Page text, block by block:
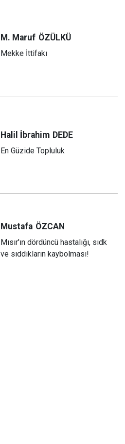
M. Maruf ÖZÜLKÜ
Mekke İttifakı
Halil İbrahim DEDE
En Güzide Topluluk
Mustafa ÖZCAN
Mısır'ın dördüncü hastalığı, sıdk
ve sıddıkların kaybolması!